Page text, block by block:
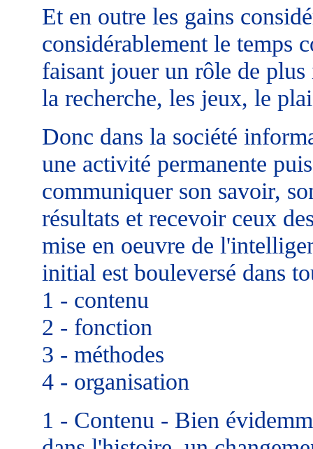
Et en outre les gains
considérablement le temps
faisant jouer un rôle de
la recherche, les jeux, le
Donc dans la société
une activité permanente
communiquer son savoir,
résultats et recevoir ceux
mise en oeuvre de
initial est bouleversé dans
1 - contenu
2 - fonction
3 - méthodes
4 - organisation
1 - Contenu - Bien